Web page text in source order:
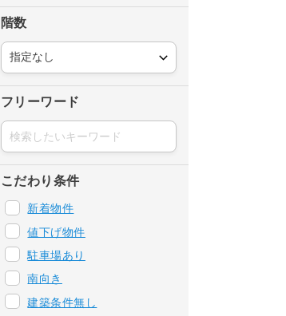
階数
フリーワード
こだわり条件
新着物件
値下げ物件
駐車場あり
南向き
建築条件無し